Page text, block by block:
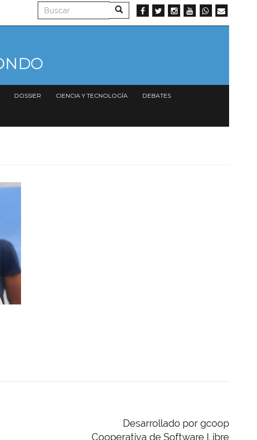
Buscar Buscar
DOSSIER CIENCIA Y TECNOLOGÍA DEBATES
Desarrollado por gcoop
Cooperativa de Software Libre